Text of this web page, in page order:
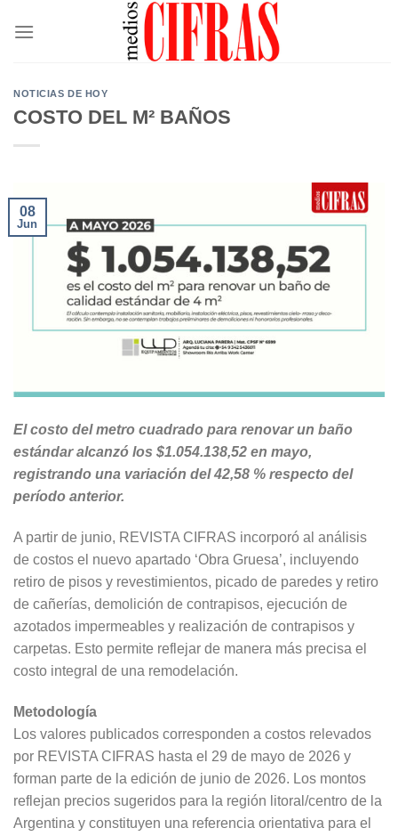
NOTICIAS DE HOY
COSTO DEL M² BAÑOS
08
Jun
El costo del metro cuadrado para renovar un baño
estándar alcanzó los $1.054.138,52 en mayo,
registrando una variación del 42,58 % respecto del
período anterior.
A partir de junio, REVISTA CIFRAS incorporó al análisis
de costos el nuevo apartado ‘Obra Gruesa’, incluyendo
retiro de pisos y revestimientos, picado de paredes y retiro
de cañerías, demolición de contrapisos, ejecución de
azotados impermeables y realización de contrapisos y
carpetas. Esto permite reflejar de manera más precisa el
costo integral de una remodelación.
Metodología
Los valores publicados corresponden a costos relevados
por REVISTA CIFRAS hasta el 29 de mayo de 2026 y
forman parte de la edición de junio de 2026. Los montos
reflejan precios sugeridos para la región litoral/centro de la
Argentina y constituyen una referencia orientativa para el